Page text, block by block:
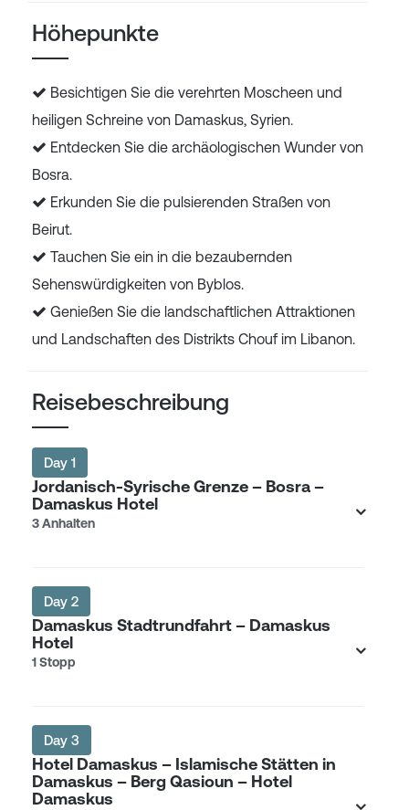
Höhepunkte
Besichtigen Sie die verehrten Moscheen und
heiligen Schreine von Damaskus, Syrien.
Entdecken Sie die archäologischen Wunder von
Bosra.
Erkunden Sie die pulsierenden Straßen von
Beirut.
Tauchen Sie ein in die bezaubernden
Sehenswürdigkeiten von Byblos.
Genießen Sie die landschaftlichen Attraktionen
und Landschaften des Distrikts Chouf im Libanon.
Reisebeschreibung
Day 1
Jordanisch-Syrische Grenze – Bosra –
Damaskus Hotel
3 Anhalten
Day 2
Damaskus Stadtrundfahrt – Damaskus
Hotel
1 Stopp
Day 3
Hotel Damaskus – Islamische Stätten in
Damaskus – Berg Qasioun – Hotel
Damaskus